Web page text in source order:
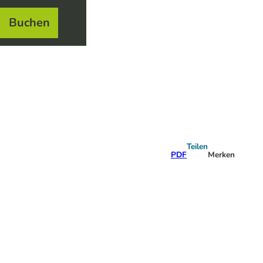
Buchen
PDF
Teilen
Merken